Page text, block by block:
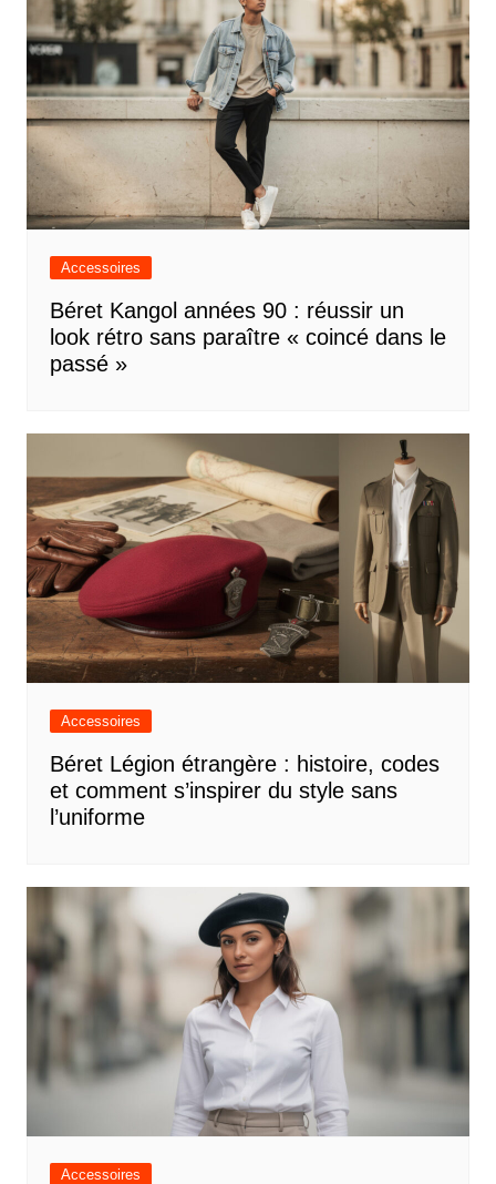
Accessoires
Béret Kangol années 90 : réussir un
look rétro sans paraître « coincé dans le
passé »
Accessoires
Béret Légion étrangère : histoire, codes
et comment s’inspirer du style sans
l’uniforme
Accessoires